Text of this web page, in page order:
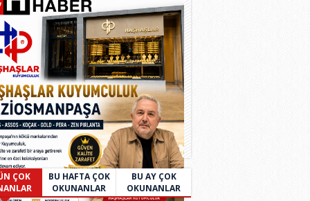
ÇOK
BU HAFTA ÇOK
OKUNANLAR
BU AY ÇOK
OKUNANLAR